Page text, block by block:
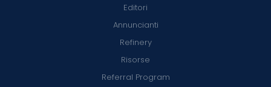
Editori
Annuncianti
Refinery
Risorse
Referral Program